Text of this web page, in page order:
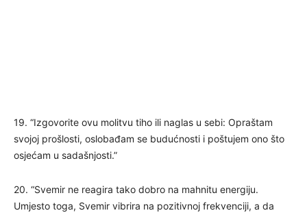
19. “Izgovorite ovu molitvu tiho ili naglas u sebi: Opraštam
svojoj prošlosti, oslobađam se budućnosti i poštujem ono što
osjećam u sadašnjosti.”
20. “Svemir ne reagira tako dobro na mahnitu energiju.
Umjesto toga, Svemir vibrira na pozitivnoj frekvenciji, a da